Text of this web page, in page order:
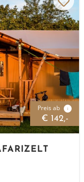
Preis ab i
€ 142,-